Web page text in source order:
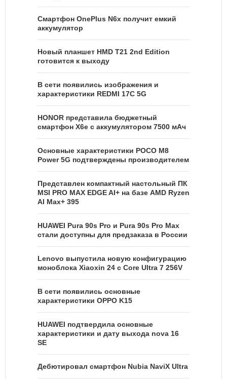
Смартфон OnePlus N6x получит емкий
аккумулятор
Новый планшет HMD T21 2nd Edition
готовится к выходу
В сети появились изображения и
характеристики REDMI 17C 5G
HONOR представила бюджетный
смартфон X6e с аккумулятором 7500 мАч
Основные характеристики POCO M8
Power 5G подтверждены производителем
Представлен компактный настольный ПК
MSI PRO MAX EDGE AI+ на базе AMD Ryzen
AI Max+ 395
HUAWEI Pura 90s Pro и Pura 90s Pro Max
стали доступны для предзаказа в России
Lenovo выпустила новую конфигурацию
моноблока Xiaoxin 24 с Core Ultra 7 256V
В сети появились основные
характеристики OPPO K15
HUAWEI подтвердила основные
характеристики и дату выхода nova 16
SE
Дебютировал смартфон Nubia NaviX Ultra